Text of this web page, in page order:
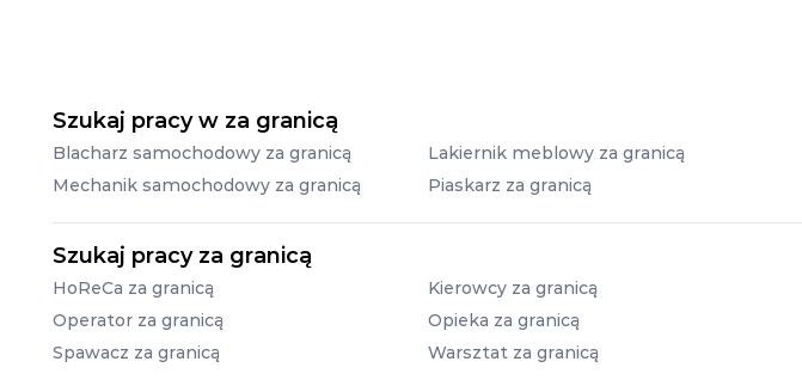
Szukaj pracy w za granicą
Blacharz samochodowy za granicą Lakiernik meblowy za granicą
Mechanik samochodowy za granicą
Piaskarz za granicą
Szukaj pracy za granicą
HoReCa za granicą Kierowcy za granicą
Operator za granicą
Opieka za granicą
Spawacz za granicą
Warsztat za granicą